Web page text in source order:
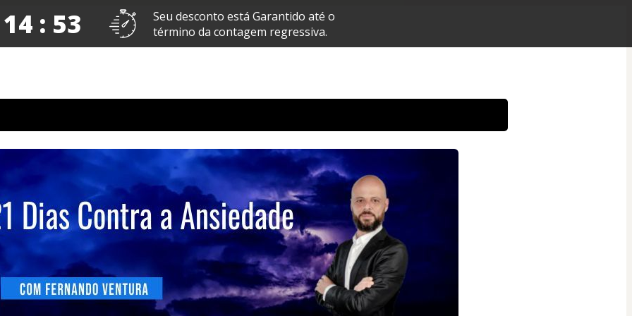
: 52
Seu desconto está Garantido até o
término da contagem regressiva.